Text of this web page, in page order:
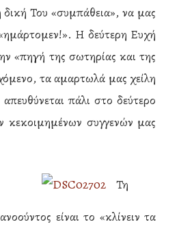
Του «συμπάθεια», να μας
Η δεύτερη Ευχή
«πηγή της σωτηρίας και της
τα αμαρτωλά μας χείλη
πάλι στο δεύτερο
συγγενών μας
Τη
είναι το «κλίνειν τα